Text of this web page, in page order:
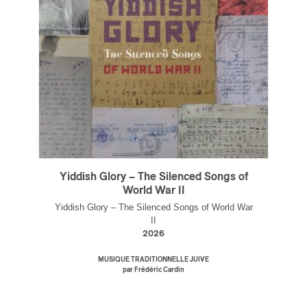
Yiddish Glory – The Silenced Songs of
World War II
Yiddish Glory – The Silenced Songs of World War
2026
MUSIQUE TRADITIONNELLE JUIVE
par Frédéric Cardin